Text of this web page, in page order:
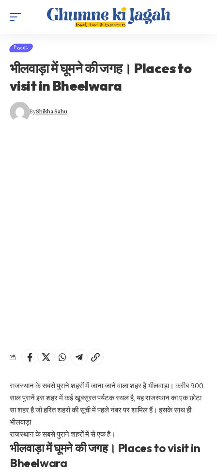
Places
भीलवाड़ा में घूमने की जगह। Places to
visit in Bheelwara
ByShikha Sahu
राजस्थान के सबसे पुराने शहरों में जाना जाने वाला शहर है भीलवाड़ा। करीब 900
साल पुरानें इस शहर में कई खूबसूरत पर्यटक स्थल है, यह राजस्थान का एक छोटा
सा शहर है जो हरित शहरों की सूची में पहले नंबर पर शामिल हैं। इसके साथ ही
भीलवाड़ा
राजस्थान के सबसे पुराने शहरों में से एक है।
भीलवाड़ा में घूमने की जगह। Places to visit in
Bheelwara